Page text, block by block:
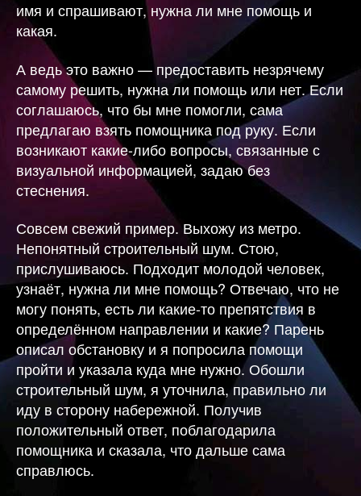
имя и спрашивают, нужна ли мне помощь и
какая.
А ведь это важно — предоставить незрячему
самому решить, нужна ли помощь или нет. Если
соглашаюсь, что бы мне помогли, сама
предлагаю взять помощника под руку. Если
возникают какие-либо вопросы, связанные с
визуальной информацией, задаю без
стеснения.
Совсем свежий пример. Выхожу из метро.
Непонятный строительный шум. Стою,
прислушиваюсь. Подходит молодой человек,
узнаёт, нужна ли мне помощь? Отвечаю, что не
могу понять, есть ли какие-то препятствия в
определённом направлении и какие? Парень
описал обстановку и я попросила помощи
пройти и указала куда мне нужно. Обошли
строительный шум, я уточнила, правильно ли
иду в сторону набережной. Получив
положительный ответ, поблагодарила
помощника и сказала, что дальше сама
справлюсь.